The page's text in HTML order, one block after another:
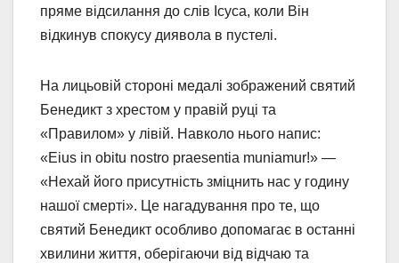
пряме відсилання до слів Ісуса, коли Він
відкинув спокусу диявола в пустелі.
На лицьовій стороні медалі зображений святий
Бенедикт з хрестом у правій руці та
«Правилом» у лівій. Навколо нього напис:
«Eius in obitu nostro praesentia muniamur!» —
«Нехай його присутність зміцнить нас у годину
нашої смерті». Це нагадування про те, що
святий Бенедикт особливо допомагає в останні
хвилини життя, оберігаючи від відчаю та